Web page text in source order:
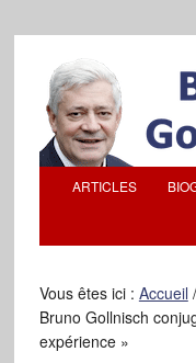
ARTICLES
Vous êtes ici : Accueil /
Bruno Gollnisch
expérience »